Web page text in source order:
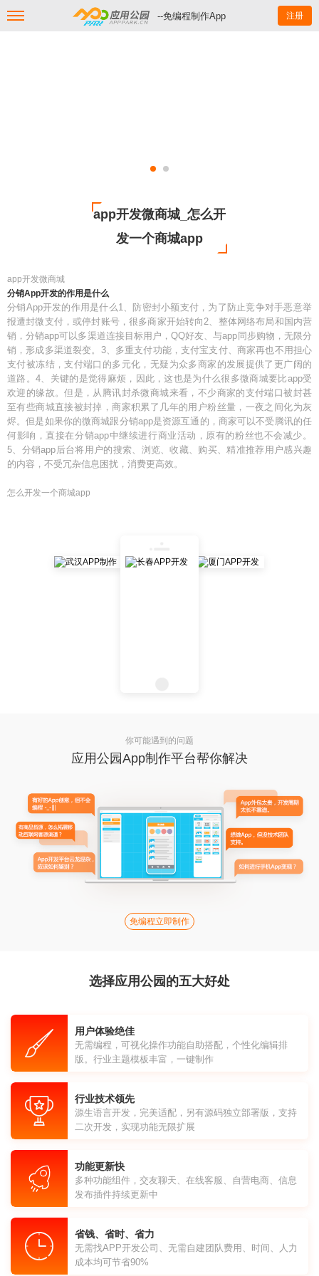
--免编程制作App 注册
app开发微商城_怎么开
发一个商城app
app开发微商城
分销App开发的作用是什么
分销App开发的作用是什么1、防密封小额支付，为了防止竞争对手恶意举
报遭封微支付，或停封账号，很多商家开始转向2、整体网络布局和国内营
销，分销app可以多渠道连接目标用户，QQ好友、与app同步购物，无限分
销，形成多渠道裂变。3、多重支付功能，支付宝支付、商家再也不用担心
支付被冻结，支付端口的多元化，无疑为众多商家的发展提供了更广阔的
道路。4、关键的是觉得麻烦，因此，这也是为什么很多微商城要比app受
欢迎的缘故。但是，从腾讯封杀微商城来看，不少商家的支付端口被封甚
至有些商城直接被封掉，商家积累了几年的用户粉丝量，一夜之间化为灰
烬。但是如果你的微商城跟分销app是资源互通的，商家可以不受腾讯的任
何影响，直接在分销app中继续进行商业活动，原有的粉丝也不会减少。
5、分销app后台将用户的搜索、浏览、收藏、购买、精准推荐用户感兴趣
的内容，不受冗杂信息困扰，消费更高效。
怎么开发一个商城app
你可能遇到的问题
应用公园App制作平台帮你解决
免编程立即制作
选择应用公园的五大好处
用户体验绝佳
无需编程，可视化操作功能自助搭配，个性化编辑排
版。行业主题模板丰富，一键制作
行业技术领先
源生语言开发，完美适配，另有源码独立部署版，支持
二次开发，实现功能无限扩展
功能更新快
多种功能组件，交友聊天、在线客服、自营电商、信息
发布插件持续更新中
省钱、省时、省力
无需找APP开发公司、无需自建团队费用、时间、人力
成本均可节省90%